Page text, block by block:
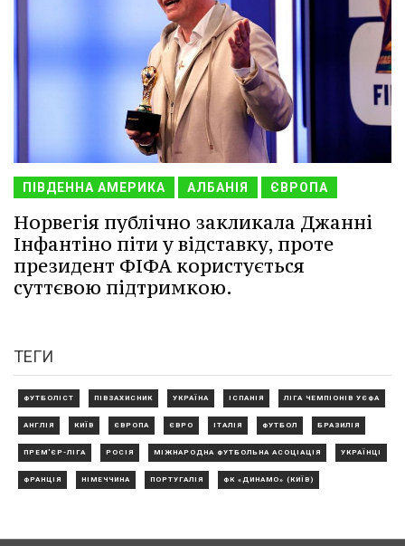
ПІВДЕННА АМЕРИКА АЛБАНІЯ ЄВРОПА
Норвегія публічно закликала Джанні
Інфантіно піти у відставку, проте
президент ФІФА користується
суттєвою підтримкою.
ТЕГИ
ФУТБОЛІСТ ПІВЗАХИСНИК УКРАЇНА ІСПАНІЯ ЛІГА ЧЕМПІОНІВ УЄФА
АНГЛІЯ КИЇВ ЄВРОПА ЄВРО ІТАЛІЯ ФУТБОЛ БРАЗИЛІЯ
ПРЕМ'ЄР-ЛІГА РОСІЯ МІЖНАРОДНА ФУТБОЛЬНА АСОЦІАЦІЯ УКРАЇНЦІ
ФРАНЦІЯ НІМЕЧЧИНА ПОРТУГАЛІЯ ФК «ДИНАМО» (КИЇВ)